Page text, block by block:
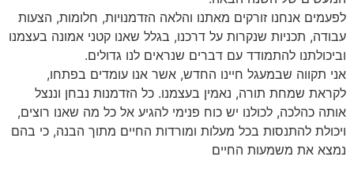
לפעמים אנחנו זורקים מאתנו והלאה הזדמנויות, חלומות, הצעות
עבודה, תכניות שנקרות על דרכנו, בגלל שאנו קטני אמונה בעצמנו
וביכולתנו להתמודד עם דברים שנראים לנו גדולים.
אני תקווה שבמעגל חיינו החדש, אשר אנו עומדים בפתחו,
לקראת שמחת תורה, נאמין בעצמנו. כל הזדמנות נבחן וננצל
אותה כהלכה, לכולנו יש כוח פנימי להגיע אל כל מה שאנו רוצים,
ויכולת להתנסות בכל מעלות ומורדות החיים מתוך הבנה, כי בהם
נמצא את משמעות החיים